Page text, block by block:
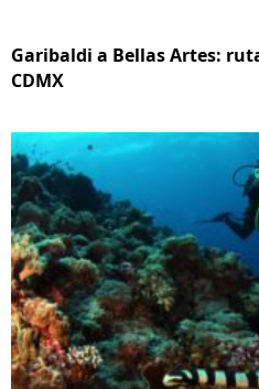
Garibaldi a Bellas Artes:
CDMX